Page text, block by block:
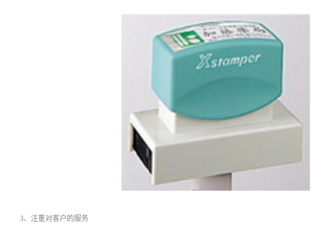
3、注重对客户的服务